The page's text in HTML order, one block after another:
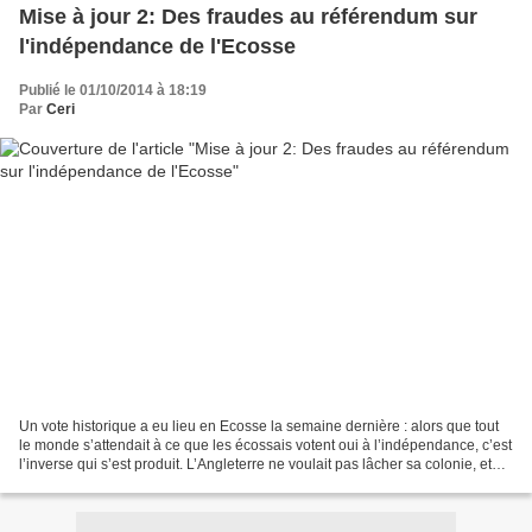
Mise à jour 2: Des fraudes au référendum sur
l'indépendance de l'Ecosse
Publié le 01/10/2014 à 18:19
Par Ceri
Un vote historique a eu lieu en Ecosse la semaine dernière : alors que tout
le monde s’attendait à ce que les écossais votent oui à l’indépendance, c’est
l’inverse qui s’est produit. L’Angleterre ne voulait pas lâcher sa colonie, et